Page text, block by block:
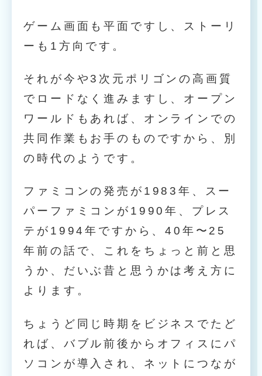
ゲーム画面も平面ですし、ストーリ
ーも1方向です。
それが今や3次元ポリゴンの高画質
でロードなく進みますし、オープン
ワールドもあれば、オンラインでの
共同作業もお手のものですから、別
の時代のようです。
ファミコンの発売が1983年、スー
パーファミコンが1990年、プレス
テが1994年ですから、40年〜25
年前の話で、これをちょっと前と思
うか、だいぶ昔と思うかは考え方に
よります。
ちょうど同じ時期をビジネスでたど
れば、バブル前後からオフィスにパ
ソコンが導入され、ネットにつなが